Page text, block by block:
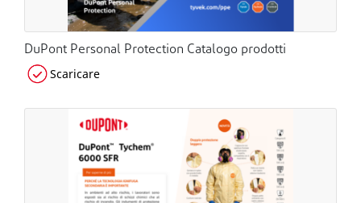
DuPont Personal Protection Catalogo prodotti
Scaricare